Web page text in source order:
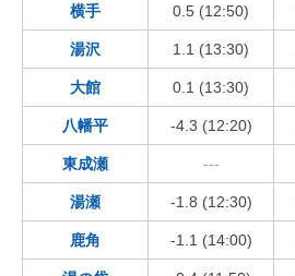
横手 0.5 (12:50)
湯沢 1.1 (13:30)
大館 0.1 (13:30)
八幡平 -4.3 (12:20)
東成瀬 ---
湯瀬 -1.8 (12:30)
鹿角 -1.1 (14:00)